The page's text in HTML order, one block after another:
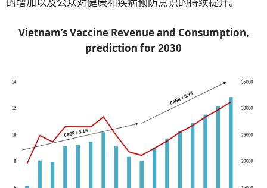
Vietnam’s Vaccine Revenue and Consumption,
prediction for 2030